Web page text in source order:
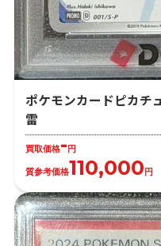
ポケモンカードピカチ
雷
買取価格-円
質参考価格110,000円